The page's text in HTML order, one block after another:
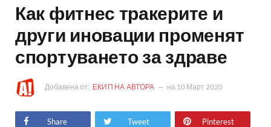
Как фитнес тракерите и
други иновации променят
спортуването за здраве
Добавена от: ЕКИП НА АВТОРА на 10 Март 2020
Share Tweet Pinterest